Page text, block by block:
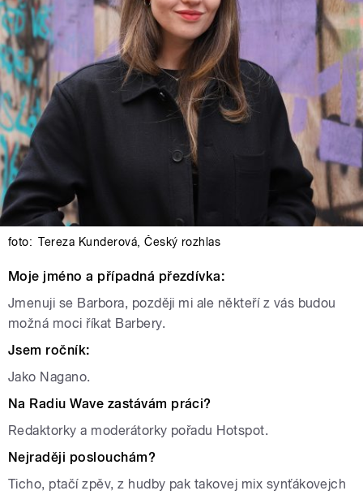
foto: Tereza Kunderová,Český rozhlas
Moje jméno a případná přezdívka:
Jmenuji se Barbora, později mi ale někteří z vás budou
možná moci říkat Barbery.
Jsem ročník:
Jako Nagano.
Na Radiu Wave zastávám práci?
Redaktorky a moderátorky pořadu Hotspot.
Nejraději poslouchám?
Ticho, ptačí zpěv, z hudby pak takovej mix synťákovejch